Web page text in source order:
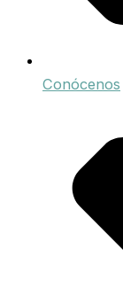
Conócenos